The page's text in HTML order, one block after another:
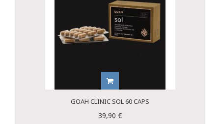
GOAH CLINIC SOL 60 CAPS
39,90 €